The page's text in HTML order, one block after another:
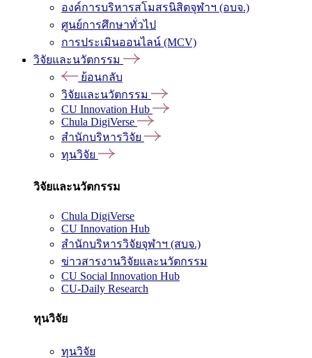
องค์การบริหารสโมสรนิสิตจุฬาฯ (อบจ.)
ศูนย์การศึกษาทั่วไป
การประเมินออนไลน์ (MCV)
วิจัยและนวัตกรรม
ย้อนกลับ
วิจัยและนวัตกรรม
CU Innovation Hub
Chula DigiVerse
สำนักบริหารวิจัย
ทุนวิจัย
วิจัยและนวัตกรรม
Chula DigiVerse
CU Innovation Hub
สำนักบริหารวิจัยจุฬาฯ (สบจ.)
ข่าวสารงานวิจัยและนวัตกรรม
CU Social Innovation Hub
CU-Daily Research
ทุนวิจัย
ทุนวิจัย